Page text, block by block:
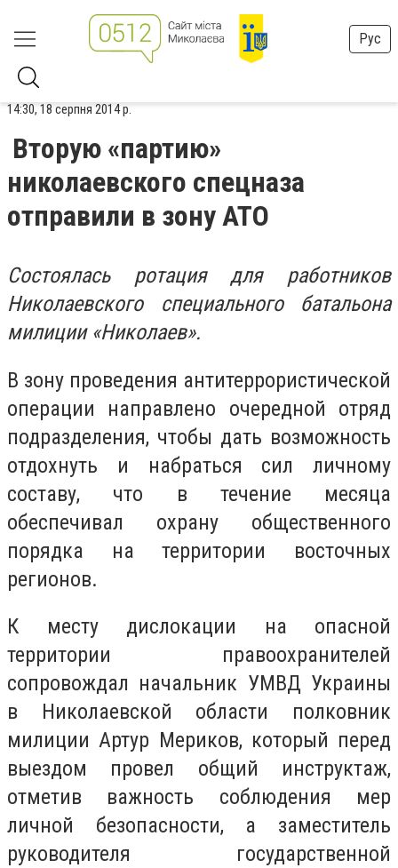
Рус
14:30, 18 серпня 2014 р.
Вторую «партию»
николаевского спецназа
отправили в зону АТО
Состоялась ротация для работников
Николаевского специального батальона
милиции «Николаев».
В зону проведения антитеррористической
операции направлено очередной отряд
подразделения, чтобы дать возможность
отдохнуть и набраться сил личному
составу, что в течение месяца
обеспечивал охрану общественного
порядка на территории восточных
регионов.
К месту дислокации на опасной
территории правоохранителей
сопровождал начальник УМВД Украины
в Николаевской области полковник
милиции Артур Мериков, который перед
выездом провел общий инструктаж,
отметив важность соблюдения мер
личной безопасности, а заместитель
руководителя государственной